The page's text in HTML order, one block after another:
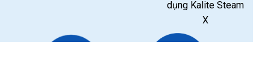
dụng Kalite Steam
X